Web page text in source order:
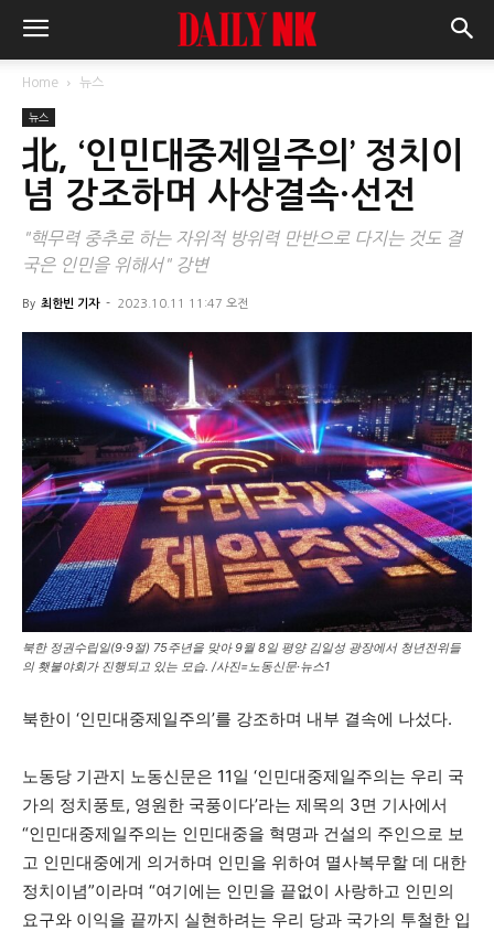
Home 뉴스
뉴스
北, ‘인민대중제일주의’ 정치이
념 강조하며 사상결속·선전
"핵무력 중추로 하는 자위적 방위력 만반으로 다지는 것도 결
국은 인민을 위해서" 강변
By 최한빈 기자 - 2023.10.11 11:47 오전
북한 정권수립일(9·9절) 75주년을 맞아 9월 8일 평양 김일성 광장에서 청년전위들
의 횃불야회가 진행되고 있는 모습. /사진=노동신문·뉴스1
북한이 ‘인민대중제일주의’를 강조하며 내부 결속에 나섰다.
노동당 기관지 노동신문은 11일 ‘인민대중제일주의는 우리 국
가의 정치풍토, 영원한 국풍이다’라는 제목의 3면 기사에서
“인민대중제일주의는 인민대중을 혁명과 건설의 주인으로 보
고 인민대중에게 의거하며 인민을 위하여 멸사복무할 데 대한
정치이념”이라며 “여기에는 인민을 끝없이 사랑하고 인민의
요구와 이익을 끝까지 실현하려는 우리 당과 국가의 투철한 입